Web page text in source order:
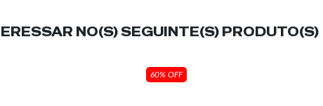
NO(S) SEGUINTE(S) PRODUTO(S)
60% OFF